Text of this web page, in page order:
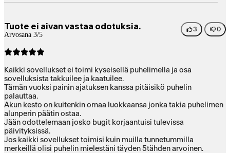
Tuote ei aivan vastaa odotuksia.
Arvosana 3/5
3 0
Kaikki sovellukset ei toimi kyseisellä puhelimella ja osa
sovelluksista takkuilee ja kaatuilee.
Tämän vuoksi painin ajatuksen kanssa pitäisikö puhelin
palauttaa.
Akun kesto on kuitenkin omaa luokkaansa jonka takia puhelimen
alunperin päätin ostaa.
Jään odottelemaan josko bugit korjaantuisi tulevissa
päivityksissä.
Jos kaikki sovellukset toimisi kuin muilla tunnetummilla
merkeillä olisi puhelin mielestäni täyden 5tähden arvoinen.